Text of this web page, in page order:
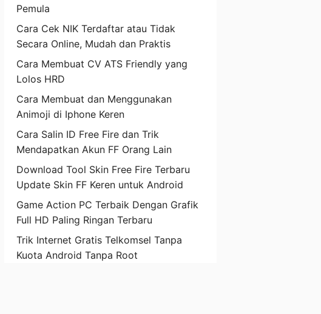
Pemula
Cara Cek NIK Terdaftar atau Tidak
Secara Online, Mudah dan Praktis
Cara Membuat CV ATS Friendly yang
Lolos HRD
Cara Membuat dan Menggunakan
Animoji di Iphone Keren
Cara Salin ID Free Fire dan Trik
Mendapatkan Akun FF Orang Lain
Download Tool Skin Free Fire Terbaru
Update Skin FF Keren untuk Android
Game Action PC Terbaik Dengan Grafik
Full HD Paling Ringan Terbaru
Trik Internet Gratis Telkomsel Tanpa
Kuota Android Tanpa Root